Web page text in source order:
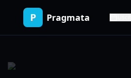
P Pragmata